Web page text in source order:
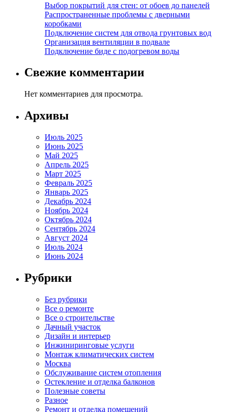
Выбор покрытий для стен: от обоев до панелей
Распространенные проблемы с дверными
коробками
Подключение систем для отвода грунтовых вод
Организация вентиляции в подвале
Подключение биде с подогревом воды
Свежие комментарии
Нет комментариев для просмотра.
Архивы
Июль 2025
Июнь 2025
Май 2025
Апрель 2025
Март 2025
Февраль 2025
Январь 2025
Декабрь 2024
Ноябрь 2024
Октябрь 2024
Сентябрь 2024
Август 2024
Июль 2024
Июнь 2024
Рубрики
Без рубрики
Все о ремонте
Все о строительстве
Дачный участок
Дизайн и интерьер
Инжиниринговые услуги
Монтаж климатических систем
Москва
Обслуживание систем отопления
Остекление и отделка балконов
Полезные советы
Разное
Ремонт и отделка помещений